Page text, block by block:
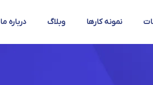
نمونه کارها وبلاگ درباره ما